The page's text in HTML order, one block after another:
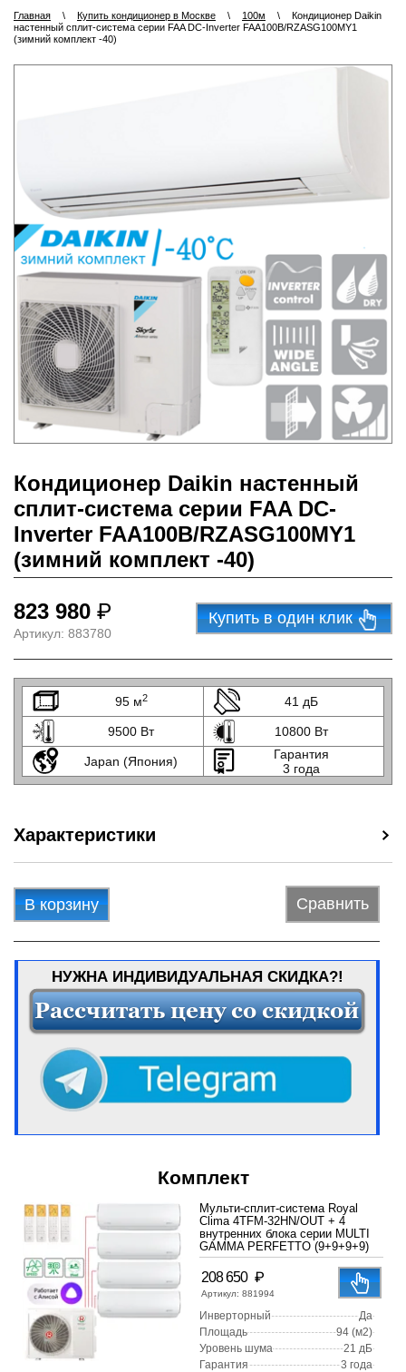
Главная \ Купить кондиционер в Москве \ 100м \
Кондиционер Daikin
настенный сплит-система серии FAA DC-Inverter FAA100B/RZASG100MY1
(зимний комплект -40)
Кондиционер Daikin настенный
сплит-система серии FAA DC-
Inverter FAA100B/RZASG100MY1
(зимний комплект -40)
823 980 ₽
Артикул: 883780
Купить в один клик
95 м2 41 дБ
9500 Вт 10800 Вт
Japan (Япония)
Гарантия
3 года
Характеристики
В корзину Сравнить
НУЖНА ИНДИВИДУАЛЬНАЯ СКИДКА?!
Комплект
Мульти-сплит-система Royal
Clima 4TFM-32HN/OUT + 4
внутренних блока серии MULTI
GAMMA PERFETTO (9+9+9+9)
208 650 ₽
Артикул: 881994
Инверторный
Да
Площадь
94 (м2)
Уровень шума
21 дБ
Гарантия
3 года